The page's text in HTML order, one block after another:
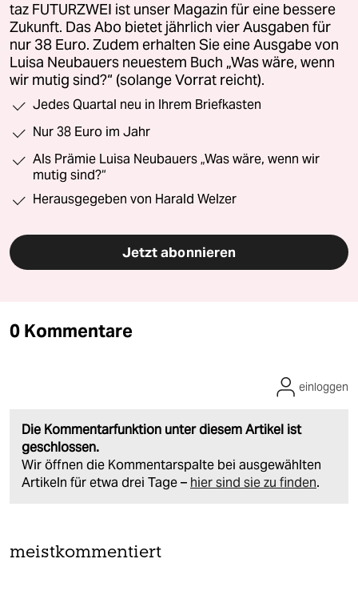
taz FUTURZWEI ist unser Magazin für eine bessere
Zukunft. Das Abo bietet jährlich vier Ausgaben für
nur 38 Euro. Zudem erhalten Sie eine Ausgabe von
Luisa Neubauers neuestem Buch „Was wäre, wenn
wir mutig sind?“ (solange Vorrat reicht).
Jedes Quartal neu in Ihrem Briefkasten
Nur 38 Euro im Jahr
Als Prämie Luisa Neubauers „Was wäre, wenn wir
mutig sind?“
Herausgegeben von Harald Welzer
Jetzt abonnieren
0 Kommentare
Die Kommentarfunktion unter diesem Artikel ist
geschlossen.
Wir öffnen die Kommentarspalte bei ausgewählten
Artikeln für etwa drei Tage – hier sind sie zu finden.
einloggen
meistkommentiert